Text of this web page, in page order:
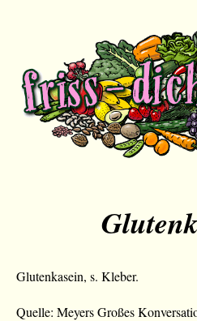
Glutenkasein, s. Kleber.
Quelle: Meyers Großes